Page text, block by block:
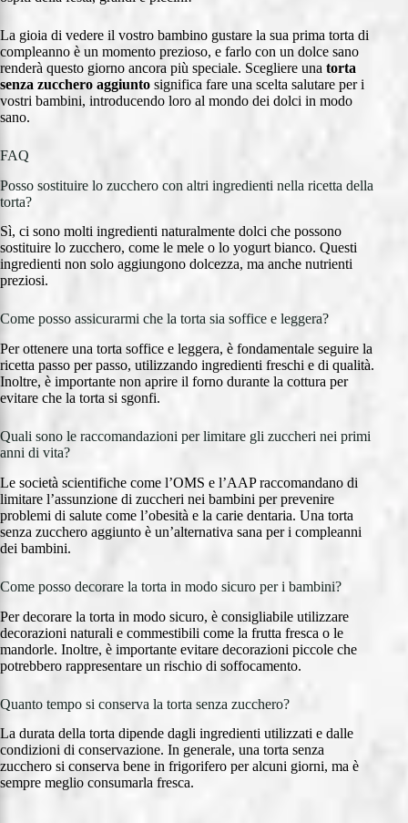
La gioia di vedere il vostro bambino gustare la sua prima torta di
compleanno è un momento prezioso, e farlo con un dolce sano
renderà questo giorno ancora più speciale. Scegliere una torta
senza zucchero aggiunto significa fare una scelta salutare per i
vostri bambini, introducendo loro al mondo dei dolci in modo
sano.
FAQ
Posso sostituire lo zucchero con altri ingredienti nella ricetta della
torta?
Sì, ci sono molti ingredienti naturalmente dolci che possono
sostituire lo zucchero, come le mele o lo yogurt bianco. Questi
ingredienti non solo aggiungono dolcezza, ma anche nutrienti
preziosi.
Come posso assicurarmi che la torta sia soffice e leggera?
Per ottenere una torta soffice e leggera, è fondamentale seguire la
ricetta passo per passo, utilizzando ingredienti freschi e di qualità.
Inoltre, è importante non aprire il forno durante la cottura per
evitare che la torta si sgonfi.
Quali sono le raccomandazioni per limitare gli zuccheri nei primi
anni di vita?
Le società scientifiche come l’OMS e l’AAP raccomandano di
limitare l’assunzione di zuccheri nei bambini per prevenire
problemi di salute come l’obesità e la carie dentaria. Una torta
senza zucchero aggiunto è un’alternativa sana per i compleanni
dei bambini.
Come posso decorare la torta in modo sicuro per i bambini?
Per decorare la torta in modo sicuro, è consigliabile utilizzare
decorazioni naturali e commestibili come la frutta fresca o le
mandorle. Inoltre, è importante evitare decorazioni piccole che
potrebbero rappresentare un rischio di soffocamento.
Quanto tempo si conserva la torta senza zucchero?
La durata della torta dipende dagli ingredienti utilizzati e dalle
condizioni di conservazione. In generale, una torta senza
zucchero si conserva bene in frigorifero per alcuni giorni, ma è
sempre meglio consumarla fresca.